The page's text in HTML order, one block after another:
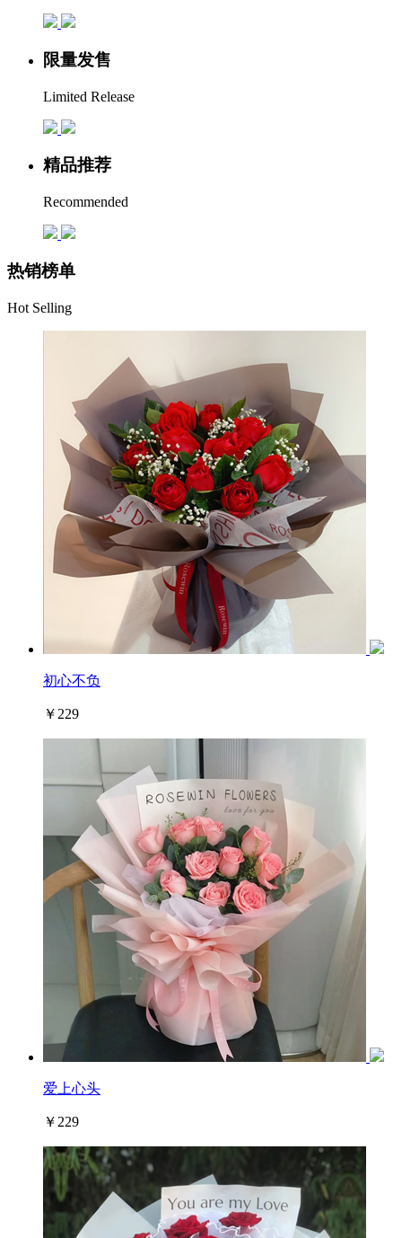
限量发售
Limited Release
精品推荐
Recommended
热销榜单
Hot Selling
初心不负
￥229
爱上心头
￥229